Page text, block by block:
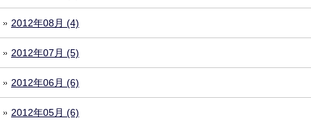
2012年08月 (4)
2012年07月 (5)
2012年06月 (6)
2012年05月 (6)